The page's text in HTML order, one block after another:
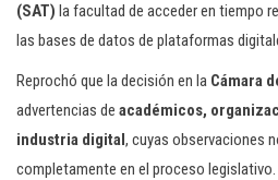
(SAT) la facultad de acceder en tiempo
las bases de datos de plataformas
Reprochó que la decisión en la Cámara
advertencias de académicos,
industria digital, cuyas observaciones
completamente en el proceso legislativo.